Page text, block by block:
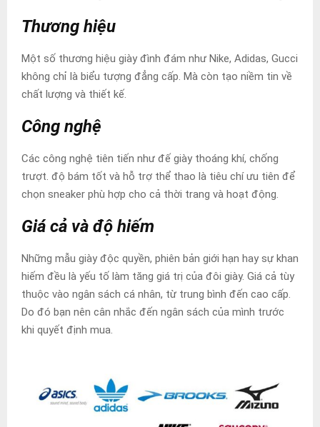
Thương hiệu
Một số thương hiệu giày đình đám như Nike, Adidas, Gucci
không chỉ là biểu tượng đẳng cấp. Mà còn tạo niềm tin về
chất lượng và thiết kế.
Công nghệ
Các công nghệ tiên tiến như đế giày thoáng khí, chống
trượt. độ bám tốt và hỗ trợ thể thao là tiêu chí ưu tiên để
chọn sneaker phù hợp cho cả thời trang và hoạt động.
Giá cả và độ hiếm
Những mẫu giày độc quyền, phiên bản giới hạn hay sự khan
hiếm đều là yếu tố làm tăng giá trị của đôi giày. Giá cả tùy
thuộc vào ngân sách cá nhân, từ trung bình đến cao cấp.
Do đó bạn nên cân nhắc đến ngân sách của mình trước
khi quyết định mua.